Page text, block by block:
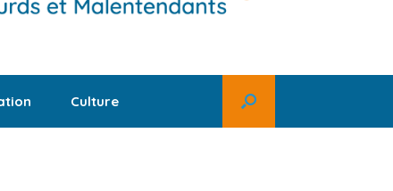
Culture